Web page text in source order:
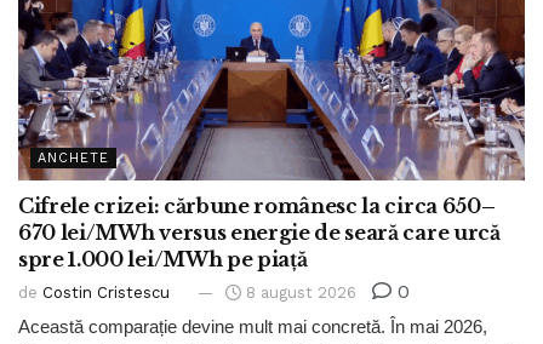
ANCHETE
Cifrele crizei: cărbune românesc la circa 650–
670 lei/MWh versus energie de seară care urcă
spre 1.000 lei/MWh pe piață
de Costin Cristescu 8 august 2026 0
Această comparație devine mult mai concretă. În mai 2026,